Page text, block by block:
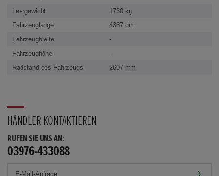
Leergewicht
1730 kg
Fahrzeuglänge
4387 cm
Fahrzeugbreite
-
Fahrzeughöhe
-
Radstand des Fahrzeugs
2607 mm
HÄNDLER KONTAKTIEREN
RUFEN SIE UNS AN:
03976-433088